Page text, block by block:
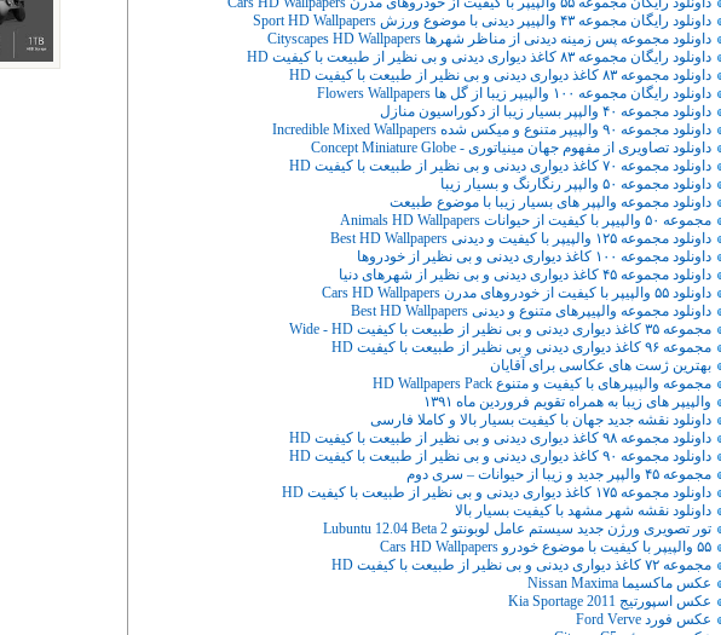
داونلود رایگان مجموعه ۴۳ والپیپر دیدنی با موضوع ورزش Sport HD Wallpapers
داونلود مجموعه پس زمینه دیدنی از مناظر شهرها Cityscapes HD Wallpapers
داونلود رایگان مجموعه ۸۳ کاغذ دیواری دیدنی و بی نظیر از طبیعت با کیفیت HD
داونلود مجموعه ۸۳ کاغذ دیواری دیدنی و بی نظیر از طبیعت با کیفیت HD
داونلود رایگان مجموعه ۱۰۰ والپیپر زیبا از گل ها Flowers Wallpapers
داونلود مجموعه ۴٠ والپپر بسیار زیبا از دکوراسیون منازل
داونلود مجموعه ۹۰ والپیپر متنوع و میکس شده Incredible Mixed Wallpapers
داونلود تصاویری از مفهوم جهان مینیاتوری - Concept Miniature Globe
داونلود مجموعه ۷۰ کاغذ دیواری دیدنی و بی نظیر از طبیعت با کیفیت HD
داونلود مجموعه ۵٠ والپپر رنگارنگ و بسیار زیبا
داونلود مجموعه والپپر های بسیار زیبا با موضوع طبیعت
مجموعه ۵۰ والپیپر با کیفیت از حیوانات Animals HD Wallpapers
داونلود مجموعه ۱۲۵ والپیپر با کیفیت و دیدنی Best HD Wallpapers
داونلود مجموعه ۱۰۰ کاغذ دیواری دیدنی و بی نظیر از خودروها
داونلود مجموعه ۴۵ کاغذ دیواری دیدنی و بی نظیر از شهرهای دنیا
داونلود ۵۵ والپیپر با کیفیت از خودروهای مدرن Cars HD Wallpapers
داونلود مجموعه والپیپرهای متنوع و دیدنی Best HD Wallpapers
مجموعه ۳۵ کاغذ دیواری دیدنی و بی نظیر از طبیعت با کیفیت Wide - HD
مجموعه ۹۶ کاغذ دیواری دیدنی و بی نظیر از طبیعت با کیفیت HD
بهترین ژست های عکاسی برای آقایان
مجموعه والپیپرهای با کیفیت و متنوع HD Wallpapers Pack
والپیپر های زیبا به همراه تقویم فروردین ماه ۱۳۹۱
داونلود نقشه جدید جهان با کیفیت بسیار بالا و کاملا فارسی
داونلود مجموعه ۹۸ کاغذ دیواری دیدنی و بی نظیر از طبیعت با کیفیت HD
داونلود مجموعه ۹۰ کاغذ دیواری دیدنی و بی نظیر از طبیعت با کیفیت HD
مجموعه ۴۵ والپپر جدید و زیبا از حیوانات – سری دوم
داونلود مجموعه ۱۷۵ کاغذ دیواری دیدنی و بی نظیر از طبیعت با کیفیت HD
داونلود نقشه شهر مشهد با کیفیت بسیار بالا
تور تصویری ورژن جدید سیستم عامل لوبونتو Lubuntu 12.04 Beta 2
۵۵ والپیپر با کیفیت با موضوع خودرو Cars HD Wallpapers
مجموعه ۷۲ کاغذ دیواری دیدنی و بی نظیر از طبیعت با کیفیت HD
عکس ماکسیما Nissan Maxima
عکس اسپورتيج Kia Sportage 2011
عکس فورد Ford Verve